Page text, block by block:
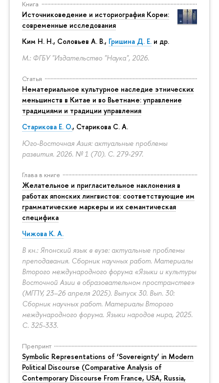
Книга
Источниковедение и историография Кореи:
современные исследования
Ким Н. Н., Соловьев А. В., Гришина Д. Е. и др.
М.: ФГБУ "Издательство "Наука", 2026.
Статья
Нематериальное культурное наследие этнических
меньшинств в Китае и во Вьетнаме: управление
традициями и традиции управления
Старикова Е. О., Старикова С. А.
Юго-Восточная Азия: актуальные проблемы
развития. 2026. № 1 (70). С. 279-297.
Глава в книге
Желательное и пригласительное наклонения в
работах японских лингвистов: соответствующие им
грамматические маркеры и их семантическая
специфика
Чижова К. А.
В кн.: Японский язык в вузе: актуальные проблемы
преподавания. Сборник научных работ. Материалы
Второго международного форума «Языки и культуры
Восточной Азии в образовательном пространстве»
(МГПУ, 23–26 апреля 2025). Выпуск 30. Вып. 30:
Сборник научных работ. Материалы Второго
международного форума. Языки народов мира, 2025.
С. 325-333.
Препринт
Symbolic Representations of ‘Sovereignty’ in Modern
Political Discourse (Comparative Analysis of
Contemporary Discourse From France, USA, Russia,